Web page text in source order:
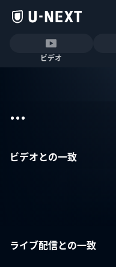
ビデオ
...
ビデオとの一致
ライブ配信との一致